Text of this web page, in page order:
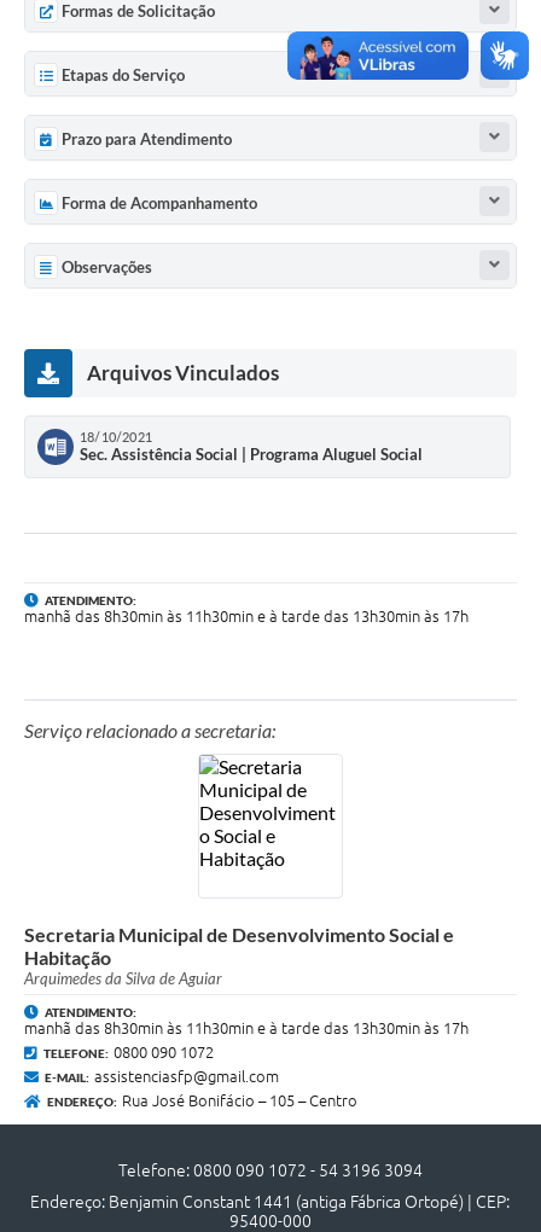
Publicações Legais
Casa do Trabalhador
UAB - Universidade Aberta do Brasil
Turismo
Receitas
Despesas por órgãos
Relatório circunstanciado
Contratos
Veículos
Legislação consolidada
GERAR BOLETO DE IPTU/ISS/ALVARÁ/CERTIDÕES
Dúvidas frequentes
Cadastro de Fornecedores
Proteção ambiental
Formas de Solicitação
Etapas do Serviço
Prazo para Atendimento
Forma de Acompanhamento
Observações
Arquivos Vinculados
18/10/2021
Sec. Assistência Social | Programa Aluguel Social
ATENDIMENTO:
manhã das 8h30min às 11h30min e à tarde das 13h30min às 17h
Serviço relacionado a secretaria:
Secretaria Municipal de Desenvolvimento Social e
Habitação
Arquimedes da Silva de Aguiar
ATENDIMENTO:
manhã das 8h30min às 11h30min e à tarde das 13h30min às 17h
TELEFONE: 0800 090 1072
E-MAIL: assistenciasfp@gmail.com
ENDEREÇO: Rua José Bonifácio – 105 – Centro
Telefone: 0800 090 1072 - 54 3196 3094
Endereço: Benjamin Constant 1441 (antiga Fábrica Ortopé) | CEP:
95400-000